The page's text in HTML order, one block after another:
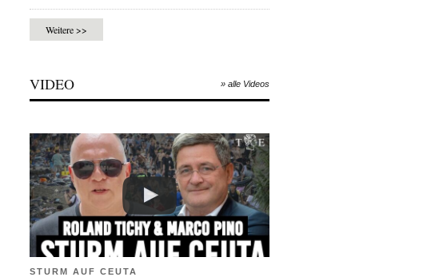
Weitere >>
VIDEO » alle Videos
STURM AUF CEUTA